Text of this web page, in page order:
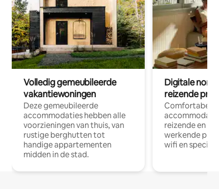
Volledig gemeubileerde
vakantiewoningen
Deze gemeubileerde
accommodaties hebben alle
voorzieningen van thuis, van
rustige berghutten tot
handige appartementen
midden in de stad.
Digitale
reizende
Comfortabele
reizende en
werkende
wifi en